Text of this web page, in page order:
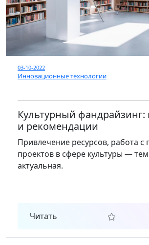
03-10-2022
Инновационные технологии
Культурный
и рекомендации
Привлечение ресурсов, работа с
проектов в сфере культуры —
актуальная.
Читать